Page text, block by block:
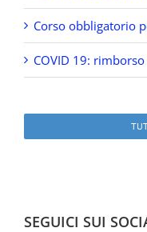
Corso obbligatorio
COVID 19:
SEGUICI SUI